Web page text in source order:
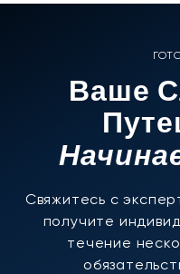
Ваше
Свяжитесь с
получите
течение